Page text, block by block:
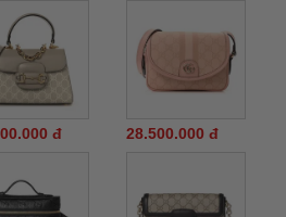
đ 28.500.000 đ